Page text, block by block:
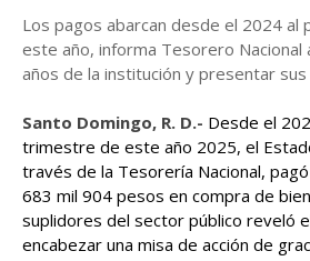
Los pagos abarcan desde el 2024
este año, informa Tesorero Nacional
años de la institución y presentar
Santo Domingo, R. D.- Desde el
trimestre de este año 2025, el
través de la Tesorería Nacional,
683 mil 904 pesos en compra de
suplidores del sector público reveló
encabezar una misa de acción de